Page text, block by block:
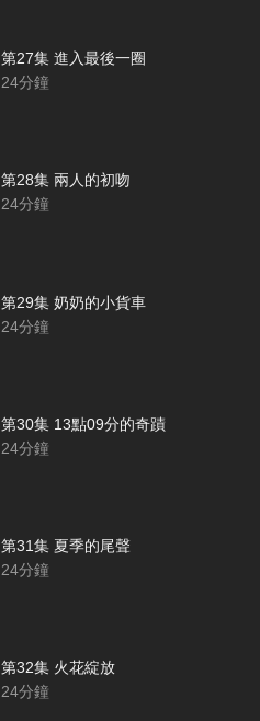
第27集 進入最後一圈
24分鐘
第28集 兩人的初吻
24分鐘
第29集 奶奶的小貨車
24分鐘
第30集 13點09分的奇蹟
24分鐘
第31集 夏季的尾聲
24分鐘
第32集 火花綻放
24分鐘